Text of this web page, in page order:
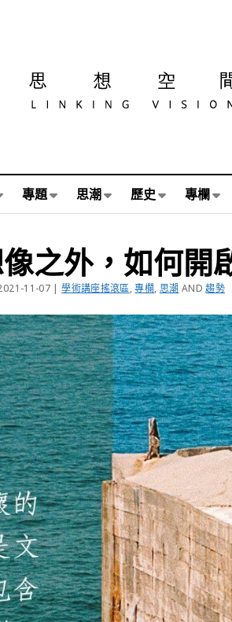
專題 思潮 歷史 專欄
之外，如何開
11-07 |學術講座搖滾區,專欄, 思潮 AND趨勢